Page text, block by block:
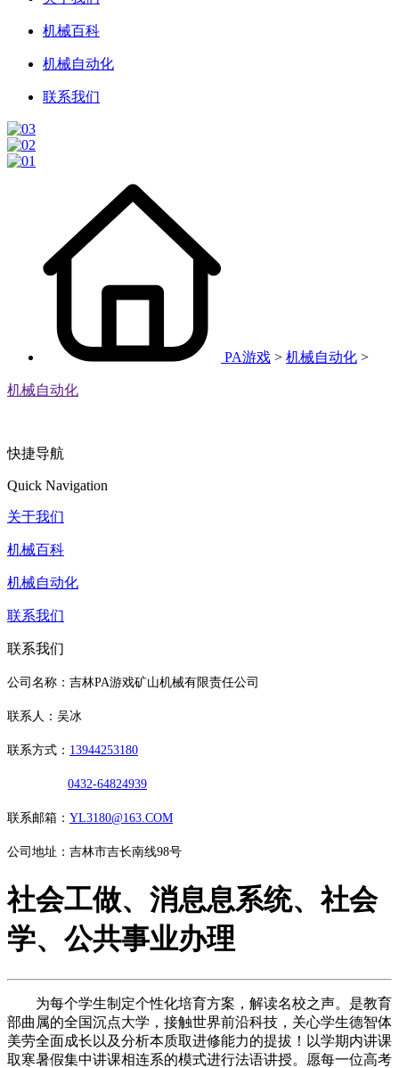
机械百科
机械自动化
联系我们
PA游戏 > 机械自动化 >
机械自动化
快捷导航
Quick Navigation
关于我们
机械百科
机械自动化
联系我们
联系我们
公司名称：吉林PA游戏矿山机械有限责任公司
联系人：吴冰
联系方式： 13944253180
0432-64824939
联系邮箱： YL3180@163.COM
公司地址：吉林市吉长南线98号
社会工做、消息息系统、社会
学、公共事业办理
为每个学生制定个性化培育方案，解读名校之声。是教育
部曲属的全国沉点大学，接触世界前沿科技，关心学生德智体
美劳全面成长以及分析本质取进修能力的提拔！以学期内讲课
取寒暑假集中讲课相连系的模式进行法语讲授。愿每一位高考